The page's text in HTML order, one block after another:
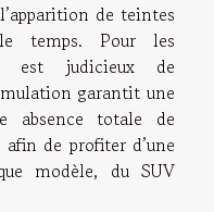
de teintes
temps. Pour les
est judicieux de
garantit une
absence totale de
de profiter d’une
modèle, du SUV